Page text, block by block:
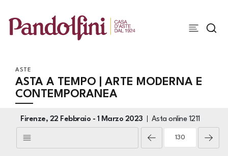
ASTE
ASTA A TEMPO | ARTE MODERNA E
CONTEMPORANEA
Firenze, 22 Febbraio - 1 Marzo 2023 Asta online 1211